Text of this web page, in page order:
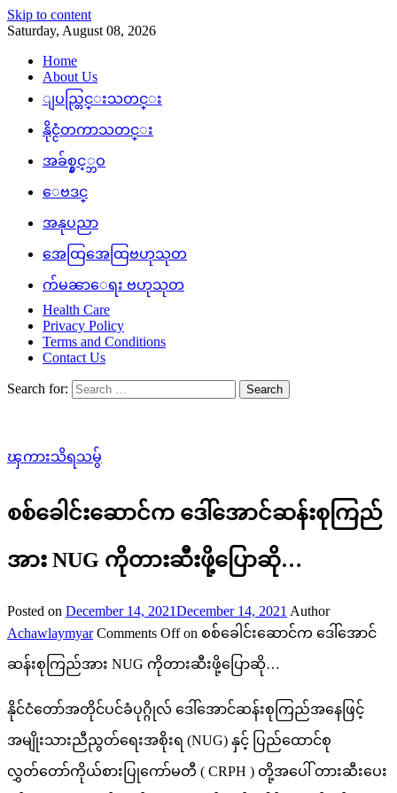
Skip to content
Saturday, August 08, 2026
Home
About Us
ျပည္တြင္းသတင္း
နိုင္ငံတကာသတင္း
အခ်စ္နွင့္ဘဝ
ေဗဒင္
အနုပညာ
အေထြအေထြဗဟုသုတ
က်မၼာေရး ဗဟုသုတ
Health Care
Privacy Policy
Terms and Conditions
Contact Us
Search for:
ၾကားသိရသမွ်
စစ်ခေါင်းဆောင်က ဒေါ်အောင်ဆန်းစုကြည်
အား NUG ကိုတားဆီးဖို့ပြောဆို…
Posted on December 14, 2021December 14, 2021 Author
Achawlaymyar Comments Offon စစ်ခေါင်းဆောင်က ဒေါ်အောင်
ဆန်းစုကြည်အား NUG ကိုတားဆီးဖို့ပြောဆို…
နိုင်ငံတော်အတိုင်ပင်ခံပုဂ္ဂိုလ် ဒေါ်အောင်ဆန်းစုကြည်အနေဖြင့်
အမျိုးသားညီညွတ်ရေးအစိုးရ (NUG) နှင့် ပြည်ထောင်စု
လွှတ်တော်ကိုယ်စားပြုကော်မတီ ( CRPH ) တို့အပေါ် တားဆီးပေး